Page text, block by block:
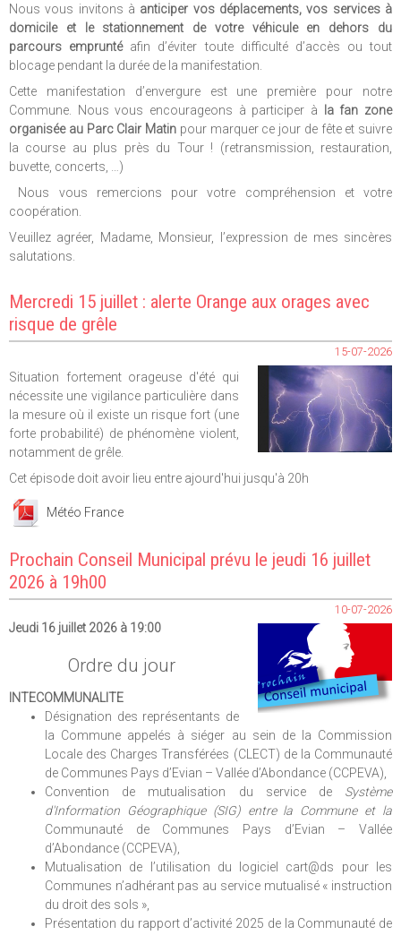
Nous vous invitons à anticiper vos déplacements, vos services à
domicile et le stationnement de votre véhicule en dehors du
parcours empruntéafin d’éviter toute difficulté d’accès ou tout
blocage pendant la durée de la manifestation.
Cette manifestation d’envergure est une première pour notre
Commune. Nous vous encourageons à participer à la fan zone
organisée au Parc Clair Matin pour marquer ce jour de fête et suivre
la course au plus près du Tour ! (retransmission, restauration,
buvette, concerts, …)
Nous vous remercions pour votre compréhension et votre
coopération.
Veuillez agréer, Madame, Monsieur, l’expression de mes sincères
salutations.
Mercredi 15 juillet : alerte Orange aux orages avec
risque de grêle
15-07-2026
Situation fortement orageuse d'été qui
nécessite une vigilance particulière dans
la mesure où il existe un risque fort (une
forte probabilité) de phénomène violent,
notamment de grêle.
Cet épisode doit avoir lieu entre ajourd'hui jusqu'à 20h
Météo France
Prochain Conseil Municipal prévu le jeudi 16 juillet
2026 à 19h00
10-07-2026
Jeudi 16 juillet 2026 à 19:00
Ordre du jour
INTECOMMUNALITE
Désignation des représentants de
la Commune appelés à siéger au sein de la Commission
Locale des Charges Transférées (CLECT) de la Communauté
de Communes Pays d’Evian – Vallée d’Abondance (CCPEVA),
Convention de mutualisation du service de Système
d'Information Géographique (SIG) entre la Commune et la
Communauté de Communes Pays d’Evian – Vallée
d’Abondance (CCPEVA),
Mutualisation de l’utilisation du logiciel cart@ds pour les
Communes n’adhérant pas au service mutualisé « instruction
du droit des sols »,
Présentation du rapport d’activité 2025 de la Communauté de